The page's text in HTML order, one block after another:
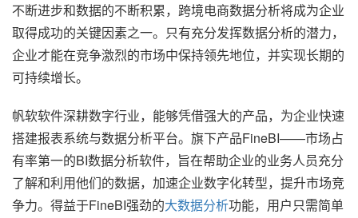
不断进步和数据的不断积累，跨境电商数据分析将成为企业
取得成功的关键因素之一。只有充分发挥数据分析的潜力，
企业才能在竞争激烈的市场中保持领先地位，并实现长期的
可持续增长。
帆软软件深耕数字行业，能够凭借强大的产品，为企业快速
搭建报表系统与数据分析平台。旗下产品FineBI——市场占
有率第一的BI数据分析软件，旨在帮助企业的业务人员充分
了解和利用他们的数据，加速企业数字化转型，提升市场竞
争力。得益于FineBI强劲的大数据分析功能，用户只需简单